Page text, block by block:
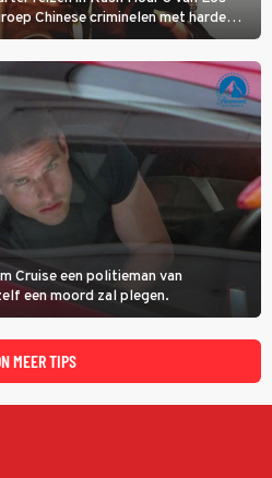
Chinese criminelen met harde
Cruise een politieman van
een moord zal plegen.
MEER TIPS